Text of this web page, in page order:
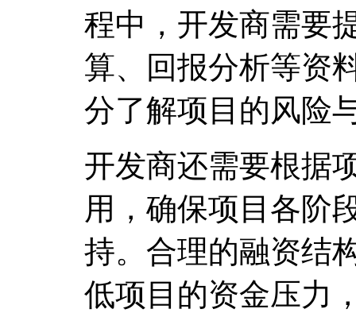
程中，开发商需要
算、回报分析等资
分了解项目的风险
开发商还需要根据
用，确保项目各阶
持。合理的融资结
低项目的资金压力